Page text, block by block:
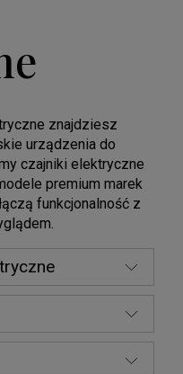
znajdziesz
urządzenia do
czajniki elektryczne
premium marek
funkcjonalność z